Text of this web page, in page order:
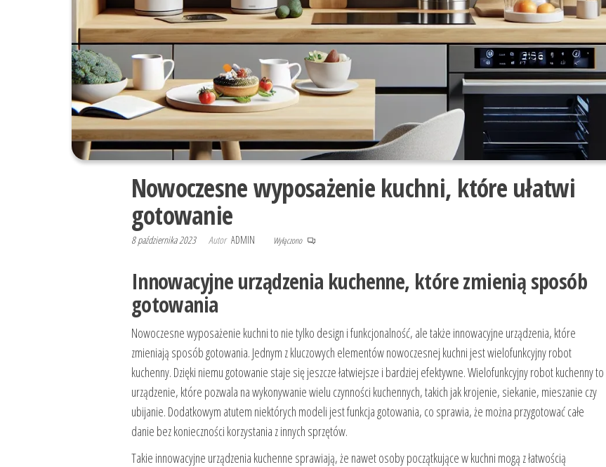
Nowoczesne wyposażenie kuchni, które ułatwi
gotowanie
8 października 2023 Autor ADMIN Wyłączono
Innowacyjne urządzenia kuchenne, które zmienią sposób
gotowania
Nowoczesne wyposażenie kuchni to nie tylko design i funkcjonalność, ale także innowacyjne urządzenia, które
zmieniają sposób gotowania. Jednym z kluczowych elementów nowoczesnej kuchni jest wielofunkcyjny robot
kuchenny. Dzięki niemu gotowanie staje się jeszcze łatwiejsze i bardziej efektywne. Wielofunkcyjny robot kuchenny to
urządzenie, które pozwala na wykonywanie wielu czynności kuchennych, takich jak krojenie, siekanie, mieszanie czy
ubijanie. Dodatkowym atutem niektórych modeli jest funkcja gotowania, co sprawia, że można przygotować całe
danie bez konieczności korzystania z innych sprzętów.
Takie innowacyjne urządzenia kuchenne sprawiają, że nawet osoby początkujące w kuchni mogą z łatwością